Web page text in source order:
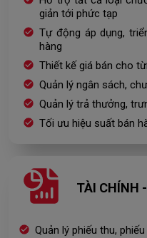
giản tới phức tạp
Tự động áp dụng,
hàng
Thiết kế giá bán cho
Quản lý ngân sách,
Quản lý trả thưởng,
Tối ưu hiệu suất bán
TÀI CHÍNH
Quản lý phiếu thu,